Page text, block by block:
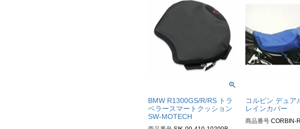
BMW R1300GS/R/RS トラ
ベラースマートクッション
SW-MOTECH
コルビン デュア
レインカバー
商品番号 CORBIN-